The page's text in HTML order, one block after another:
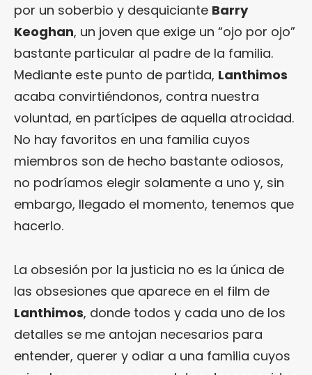
por un soberbio y desquiciante Barry
Keoghan, un joven que exige un “ojo por ojo”
bastante particular al padre de la familia.
Mediante este punto de partida, Lanthimos
acaba convirtiéndonos, contra nuestra
voluntad, en partícipes de aquella atrocidad.
No hay favoritos en una familia cuyos
miembros son de hecho bastante odiosos,
no podríamos elegir solamente a uno y, sin
embargo, llegado el momento, tenemos que
hacerlo.
La obsesión por la justicia no es la única de
las obsesiones que aparece en el film de
Lanthimos, donde todos y cada uno de los
detalles se me antojan necesarios para
entender, querer y odiar a una familia cuyos